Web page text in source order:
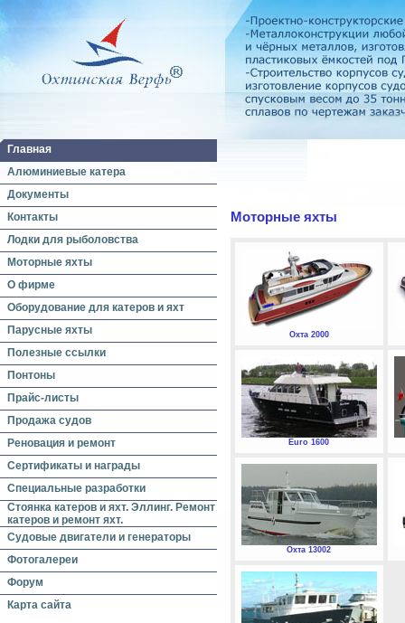
Главная
Алюминиевые катера
Документы
Контакты
Лодки для рыболовства
Моторные яхты
О фирме
Оборудование для катеров и яхт
Парусные яхты
Полезные ссылки
Понтоны
Прайс-листы
Продажа судов
Реновация и ремонт
Сертификаты и награды
Специальные разработки
Стоянка катеров и яхт. Эллинг. Ремонт
катеров и ремонт яхт.
Судовые двигатели и генераторы
Фотогалереи
Форум
Карта сайта
Моторные яхты
Охта 2000
Euro 1600
Охта 13002